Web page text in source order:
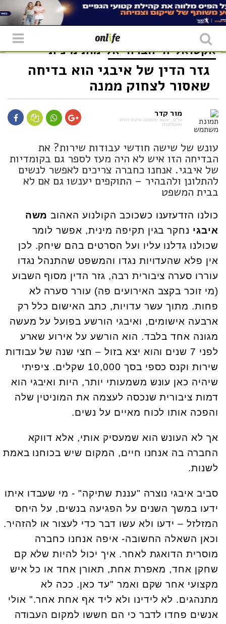
אקטואליה חברה אלימות מינית
גזר הדין של איבגי הוא בדיחה
שאסור לצחוק ממנה
מור קדר
עו"ס, יועצת ומאמנת אישית זוגית
ומשפחתית
עונש של שישה חודשי עבודות שירות? את
הבדיחה הזו איש לא היה מעז לספר גם בקומדיות
של איבגי. אנחנו כחברה צריכים לאפשר לנשים
להתלונן ולהבהיר – התוקפים יענשו גם אם לא
בבית המשפט
כולנו הזדעזענו כשכוכב הקולנוע האהוב משה
איבגי נחקר בגין תקיפה מינית, אפשר לומר
שכולנו גדלנו עליו ועל הסרטים בהם שיחק. לכן
אין פלא שהעדויות נגדו והמשפט שהתנהל נגדו
עוררו סערה ציבורית רבה, גזר הדין מסוף השבוע
(מי זוכר בקצב האירועים פה) עורר סערה לא
פחות. מתוך עשר עדויות, כתב האישום כלל רק
ארבעה אישומים, ואיבגי הורשע בפועל על מעשה
מגונה אחד בלבד. הוא הורשע על אירוע שארע
לפני 7 שנים והוא יצא בזול – חצי שנה של עבודות
שירות וקנס כספי בסך 10,000 שקלים. ציפיתי
שיהיה כאן עונש משמעותי יותר, היות ואיבגי הוא
דמות ציבורית שנכסה לעצמה את המוניטין שלה
והפכה אותו לכוח מאיים על נשים.
אך לא העונש הוא שמעסיק אותי, אלא דווקא
החברה בה אנחנו חיים, המקום שיש בכוחנו באמת
לשנות.
סביב איבגי נוצרה "עננת שתיקה" - מי שעבדו איתו
ידעו במשך השנים על הפגיעה בנשים, על היחס
המזלזל – ידעו ולא עשו דבר כדי לעצור או להזהיר.
וכאן השאלה החשובה- איפה אנחנו כחברה
מוסרית הדואגת לאחר. איך יכול להיות שלא קם
שחקן אחד, מאפרת אחת, תאורן אחד או כל איש
מקצועי אחר שקם ואמר "עד כאן. ככה לא
מתנהגים. לא לידינו ולא ליד אף אחת אחר." אולי
אנשים פחדו לדבר כי הם חששו למקום העבודה